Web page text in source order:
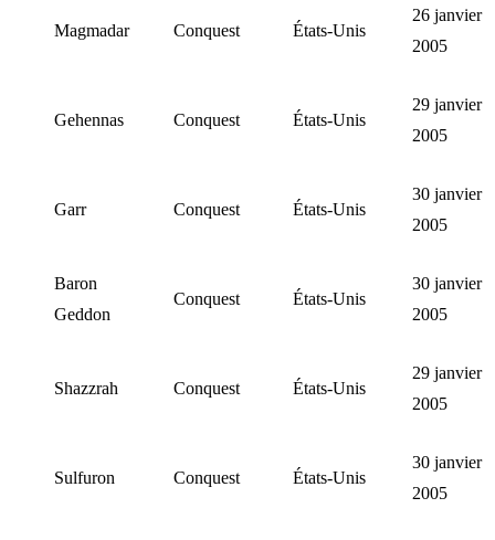
Magmadar Conquest États-Unis
26 janvier
2005
Gehennas Conquest États-Unis
29 janvier
2005
Garr Conquest États-Unis
30 janvier
2005
Baron
Geddon
Conquest États-Unis
30 janvier
2005
Shazzrah Conquest États-Unis
29 janvier
2005
Sulfuron Conquest États-Unis
30 janvier
2005